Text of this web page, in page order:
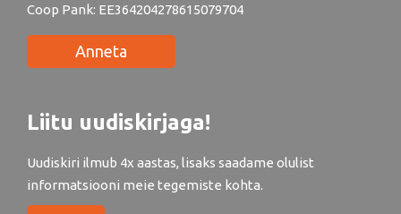
Coop Pank: EE364204278615079704
Anneta
Liitu uudiskirjaga!
Uudiskiri ilmub 4x aastas, lisaks saadame olulist
informatsiooni meie tegemiste kohta.